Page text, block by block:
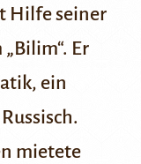
Hilfe seiner
Er
ein
mietete